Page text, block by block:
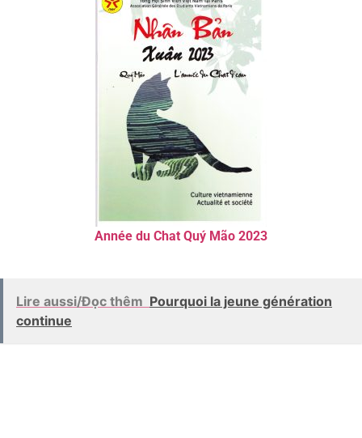
Année du Chat Quý Mão 2023
Lire aussi/Đọc thêm Pourquoi la jeune génération
continue